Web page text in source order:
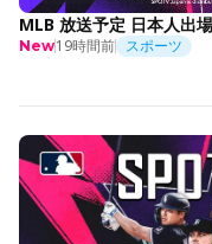
MLB 放送予定 日本人出
New19時間前 スポーツ